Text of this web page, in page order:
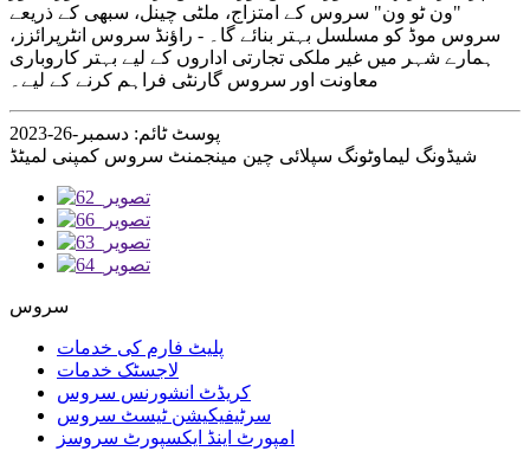
"ون ٹو ون" سروس کے امتزاج، ملٹی چینل، سبھی کے ذریعے
سروس موڈ کو مسلسل بہتر بنائے گا۔ - راؤنڈ سروس انٹرپرائزز،
ہمارے شہر میں غیر ملکی تجارتی اداروں کے لیے بہتر کاروباری
معاونت اور سروس گارنٹی فراہم کرنے کے لیے۔
پوسٹ ٹائم: دسمبر-26-2023
شیڈونگ لیماوٹونگ سپلائی چین مینجمنٹ سروس کمپنی لمیٹڈ
سروس
پلیٹ فارم کی خدمات
لاجسٹک خدمات
کریڈٹ انشورنس سروس
سرٹیفیکیشن ٹیسٹ سروس
امپورٹ اینڈ ایکسپورٹ سروسز